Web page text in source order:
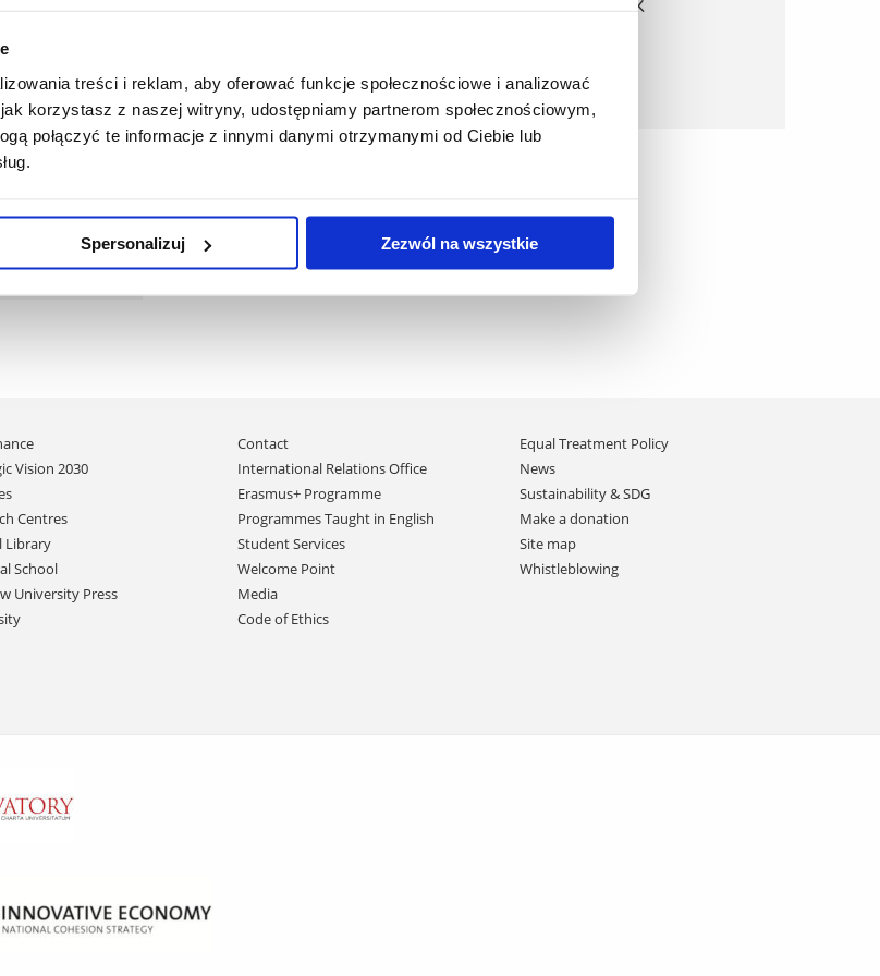
treści i reklam, aby oferować funkcje społecznościowe i analizować
korzystasz z naszej witryny, udostępniamy partnerom społecznościowym,
połączyć te informacje z innymi danymi otrzymanymi od Ciebie lub
Spersonalizuj Zezwól na wszystkie
Read More
Arkadiusz PALCZAK
Read More
Vision 2030
Centres
Library
School
University Press
Contact
International Relations Office
Erasmus+ Programme
Programmes Taught in English
Student Services
Welcome Point
Media
Code of Ethics
Equal Treatment Policy
News
Sustainability & SDG
Make a donation
Site map
Whistleblowing